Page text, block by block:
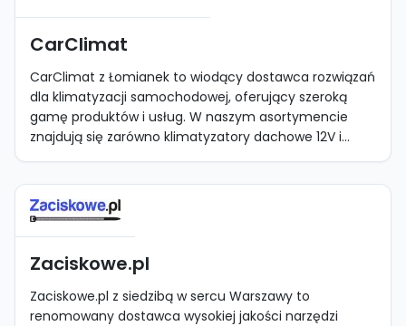
CarClimat
CarClimat z Łomianek to wiodący dostawca rozwiązań
dla klimatyzacji samochodowej, oferujący szeroką
gamę produktów i usług. W naszym asortymencie
znajdują się zarówno klimatyzatory dachowe 12V i...
Zaciskowe.pl
Zaciskowe.pl z siedzibą w sercu Warszawy to
renomowany dostawca wysokiej jakości narzędzi